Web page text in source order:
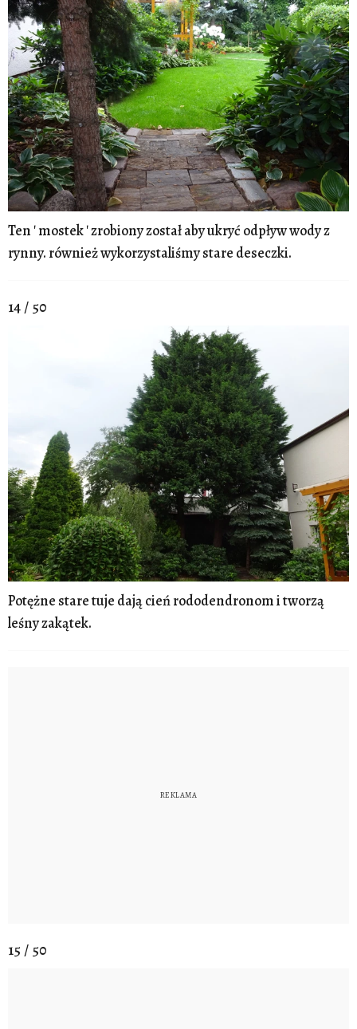
Ten ' mostek ' zrobiony został aby ukryć odpływ wody z
rynny. również wykorzystaliśmy stare deseczki.
14 / 50
Potężne stare tuje dają cień rododendronom i tworzą
leśny zakątek.
15 / 50